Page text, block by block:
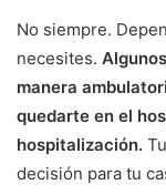
No siempre.
necesites.
manera
quedarte en el
hospitalización.
decisión para tu